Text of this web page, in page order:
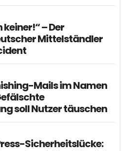
– Der
Mittelständler
Mails im Namen
soll Nutzer täuschen
Sicherheitslücke: